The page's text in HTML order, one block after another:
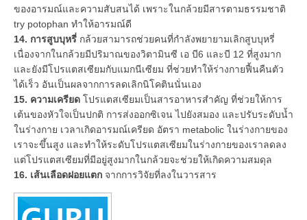
ของอารมณ์และความสับสนได้ เพราะในกล้วยมีสารตามธรรมชาติ
try potophan ทำให้อารมณ์ดี
14. การสูบบุหรี่ กล้วยสามารถช่วยคนที่กำลังพยายามเลิกสูบบุหรี่
เนื่องจากในกล้วยมีปริมาณของวิตามินซี เอ บี6 และบี 12 ที่สูงมาก
และยังมีโปรแตสเซียมกับแมกนีเซียม ที่ช่วยทำให้ร่างกายฟื้นคืนตัว
ได้เร็ว อันเป็นผลจากการลดเลิกนิโคตินนั่นเอง
15. ความเครียด โปรแตสเซียมเป็นสารอาหารสำคัญ ที่ช่วยให้การ
เต้นของหัวใจเป็นปกติ การส่งออกซิเจน ไปยังสมอง และปรับระดับน้ำ
ในร่างกาย เวลาเกิดอารมณ์เครียด อัตรา metabolic ในร่างกายของ
เราจะขึ้นสูง และทำให้ระดับโปรแตสเซียมในร่างกายของเราลดลง
แต่โปรแตสเซียมที่มีอยู่สูงมากในกล้วยจะช่วยให้เกิดความสมดุล
16. เส้นเลือดฝอยแตก จากการวิจัยที่ลงในวารสาร